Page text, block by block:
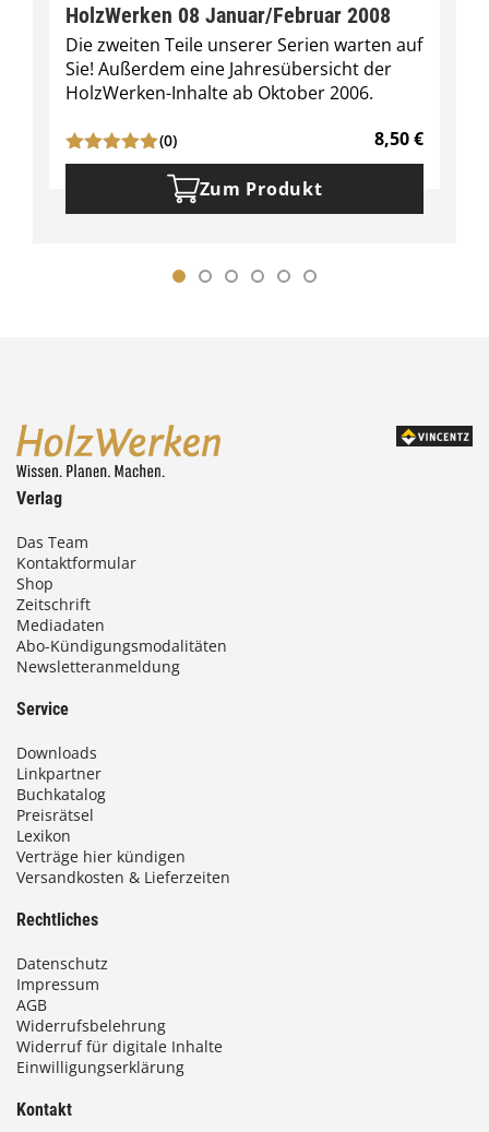
HolzWerken 08 Januar/Februar 2008
Die zweiten Teile unserer Serien warten auf
Sie! Außerdem eine Jahresübersicht der
HolzWerken-Inhalte ab Oktober 2006.
(0) 8,50€
Zum Produkt
Verlag
Das Team
Kontaktformular
Shop
Zeitschrift
Mediadaten
Abo-Kündigungsmodalitäten
Newsletteranmeldung
Service
Downloads
Linkpartner
Buchkatalog
Preisrätsel
Lexikon
Verträge hier kündigen
Versandkosten & Lieferzeiten
Rechtliches
Datenschutz
Impressum
AGB
Widerrufsbelehrung
Widerruf für digitale Inhalte
Einwilligungserklärung
Kontakt